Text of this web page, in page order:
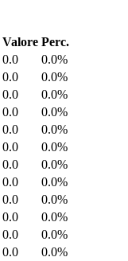
Valore Perc.
0.0
0.0%
0.0
0.0%
0.0
0.0%
0.0
0.0%
0.0
0.0%
0.0
0.0%
0.0
0.0%
0.0
0.0%
0.0
0.0%
0.0
0.0%
0.0
0.0%
0.0
0.0%